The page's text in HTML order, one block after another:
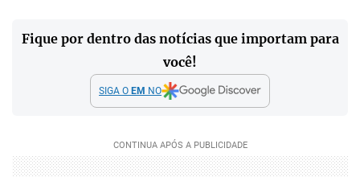
Fique por dentro das notícias que importam para
você!
SIGA O EM NO